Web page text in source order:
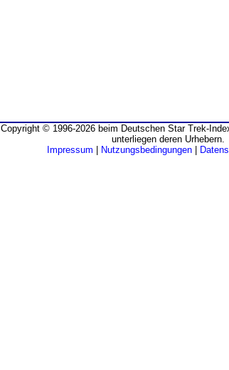
Copyright © 1996-2026 beim Deutschen Star Trek-
unterliegen deren Urhebern.
Impressum
Nutzungsbedingungen